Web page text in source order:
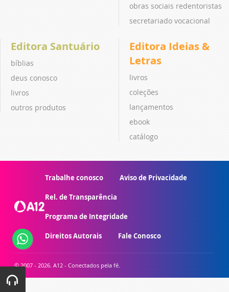
obras sociais redentoristas
secretariado vocacional
Editora Santuário
bíblias
deus conosco
livros
outros produtos
Editora Ideias &
Letras
livros
coleções
lançamentos
ebook
catálogo
Trabalhe conosco Aviso de Privacidade
Rel. de Transparência
Programa de Integridade
Direitos Autorais Fale Conosco
© 2007 - 2026. A12 - Conectados pela fé.